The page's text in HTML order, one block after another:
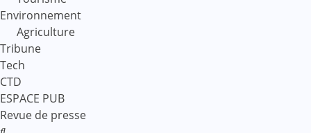
Environnement
Agriculture
Tribune
Tech
CTD
ESPACE PUB
Revue de presse